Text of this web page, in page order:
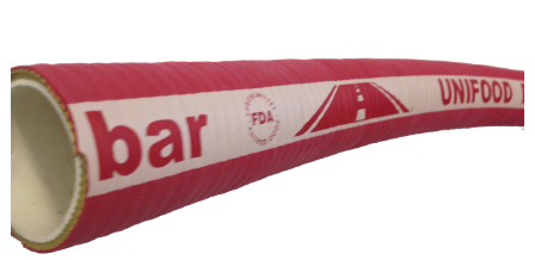
Services
Découpe
d’eau
Soudure
alimentaire